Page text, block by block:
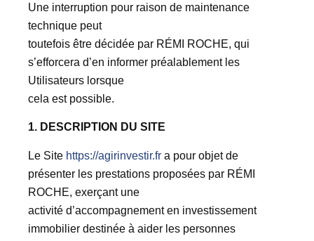
Une interruption pour raison de maintenance
technique peut
toutefois être décidée par RÉMI ROCHE, qui
s’efforcera d’en informer préalablement les
Utilisateurs lorsque
cela est possible.
1. DESCRIPTION DU SITE
Le Site https://agirinvestir.fr a pour objet de
présenter les prestations proposées par RÉMI
ROCHE, exerçant une
activité d’accompagnement en investissement
immobilier destinée à aider les personnes